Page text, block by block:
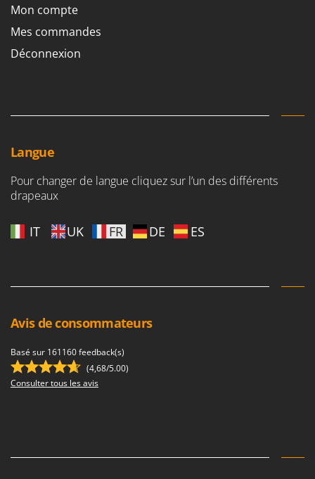
Makita
MAMMAMIA
Marcato
Mastercook
McCulloch
MCH
Michelin
Minox
More than chef
MOVA
Mowox
MTD
Mon compte
Mes commandes
Déconnexion
Langue
Pour changer de langue cliquez sur l’un des différents
drapeaux
IT UK FR DE ES
Avis de consommateurs
Basé sur 161160 feedback(s)
(4,68/5.00)
Consulter tous les avis